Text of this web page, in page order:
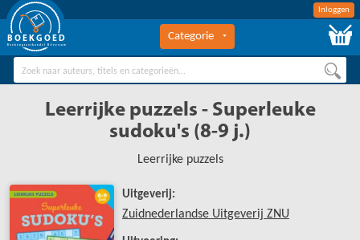
Inloggen
BOEKGOED
Boekengroothandel Hilversum
Categorie
Leerrijke puzzels - Superleuke
sudoku's (8-9 j.)
Leerrijke puzzels
Uitgeverij:
Zuidnederlandse Uitgeverij ZNU